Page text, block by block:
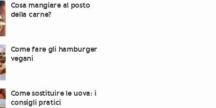
Cosa mangiare al posto
della carne?
Come fare gli hamburger
vegani
Come sostituire le uova: i
consigli pratici